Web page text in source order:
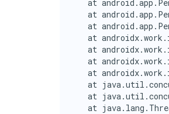
at
at
at
at
at
at
at
at
at
at